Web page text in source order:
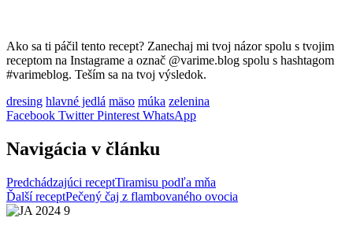
Ako sa ti páčil tento recept? Zanechaj mi tvoj názor spolu s tvojim
receptom na Instagrame a označ @varime.blog spolu s hashtagom
#varimeblog. Teším sa na tvoj výsledok.
dresing hlavné jedlá mäso múka zelenina
Facebook Twitter Pinterest WhatsApp
Navigácia v článku
Predchádzajúci receptTiramisu podľa mňa
Ďalší receptPečený čaj z flambovaného ovocia